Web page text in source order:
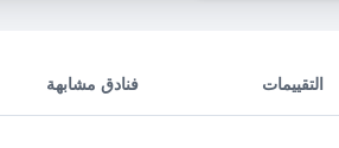
التقييمات فنادق مشابهة